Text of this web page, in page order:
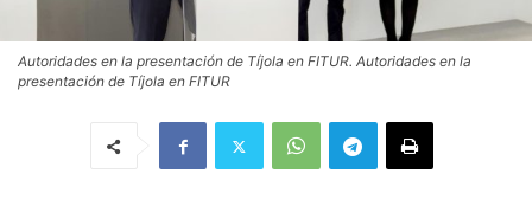
Autoridades en la presentación de Tíjola en FITUR. Autoridades en la
presentación de Tíjola en FITUR